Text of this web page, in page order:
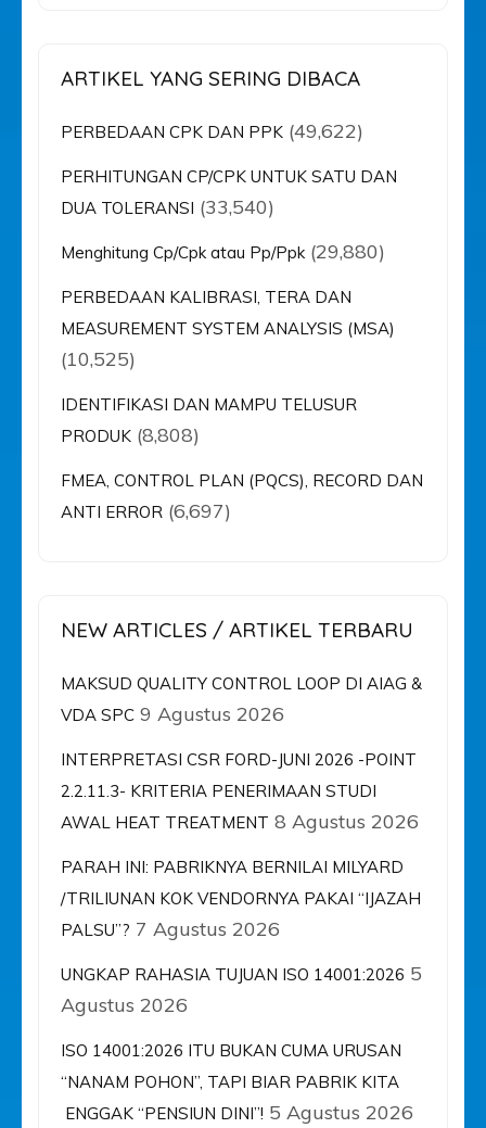
ARTIKEL YANG SERING DIBACA
PERBEDAAN CPK DAN PPK (49,622)
PERHITUNGAN CP/CPK UNTUK SATU DAN
DUA TOLERANSI (33,540)
Menghitung Cp/Cpk atau Pp/Ppk (29,880)
PERBEDAAN KALIBRASI, TERA DAN
MEASUREMENT SYSTEM ANALYSIS (MSA)
(10,525)
IDENTIFIKASI DAN MAMPU TELUSUR
PRODUK (8,808)
FMEA, CONTROL PLAN (PQCS), RECORD DAN
ANTI ERROR (6,697)
NEW ARTICLES / ARTIKEL TERBARU
MAKSUD QUALITY CONTROL LOOP DI AIAG &
VDA SPC 9 Agustus 2026
INTERPRETASI CSR FORD-JUNI 2026 -POINT
2.2.11.3- KRITERIA PENERIMAAN STUDI
AWAL HEAT TREATMENT 8 Agustus 2026
PARAH INI: PABRIKNYA BERNILAI MILYARD
/TRILIUNAN KOK VENDORNYA PAKAI “IJAZAH
PALSU”? 7 Agustus 2026
UNGKAP RAHASIA TUJUAN ISO 14001:2026 5
Agustus 2026
ISO 14001:2026 ITU BUKAN CUMA URUSAN
“NANAM POHON”, TAPI BIAR PABRIK KITA
ENGGAK “PENSIUN DINI”! 5 Agustus 2026